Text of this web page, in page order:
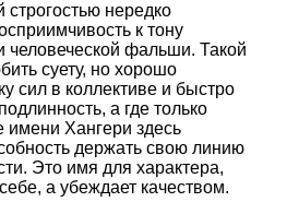
нередко
к тону
человеческой фальши. Такой
суету, но хорошо
сил в коллективе и быстро
а где только
имени Хангери здесь
держать свою линию
Это имя для характера,
а убеждает качеством.